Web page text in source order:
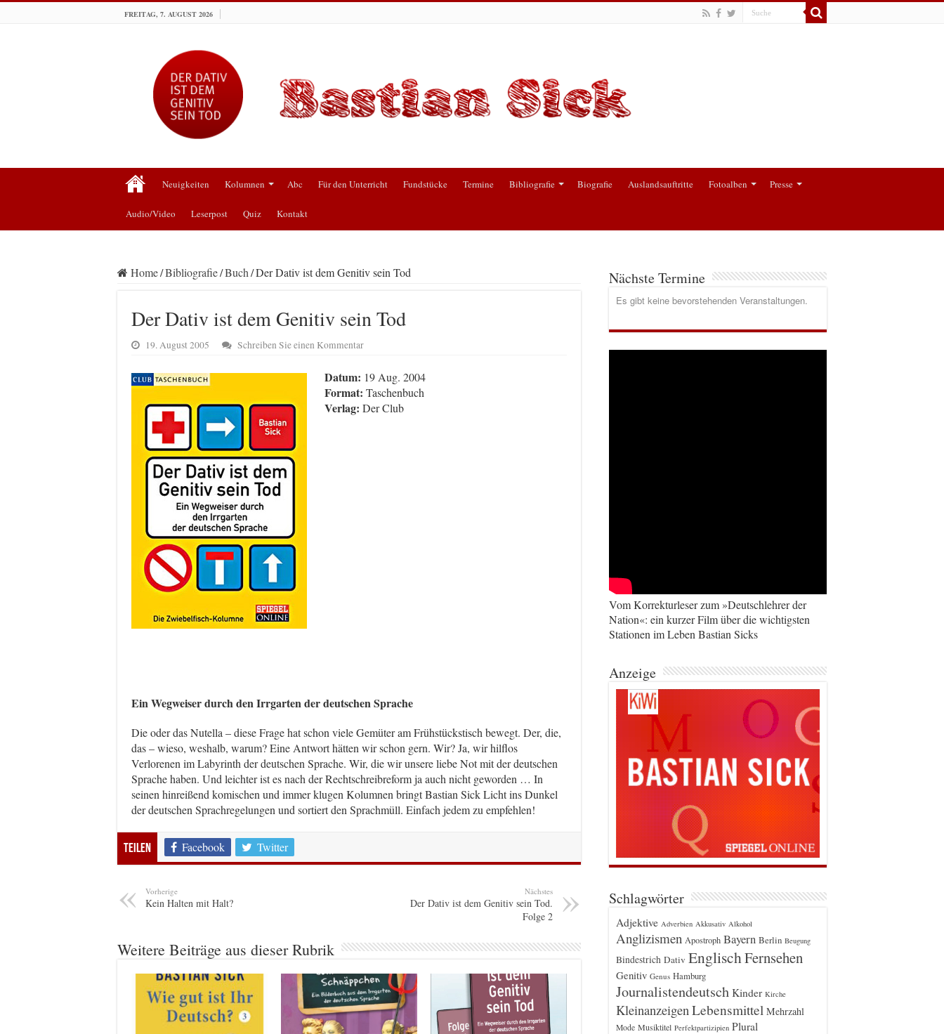
FREITAG, 7. AUGUST 2026
Neuigkeiten Kolumnen Abc Für den Unterricht Fundstücke Termine Bibliografie Biografie Auslandsauftritte Fotoalben Presse
Audio/Video Leserpost Quiz Kontakt
Home/Bibliografie/Buch/Der Dativ ist dem Genitiv sein Tod
Der Dativ ist dem Genitiv sein Tod
19. August 2005 Schreiben Sie einen Kommentar
Datum: 19 Aug. 2004
Format: Taschenbuch
Verlag: Der Club
Ein Wegweiser durch den Irrgarten der deutschen Sprache
Die oder das Nutella – diese Frage hat schon viele Gemüter am Frühstückstisch bewegt. Der, die,
das – wieso, weshalb, warum? Eine Antwort hätten wir schon gern. Wir? Ja, wir hilflos
Verlorenen im Labyrinth der deutschen Sprache. Wir, die wir unsere liebe Not mit der deutschen
Sprache haben. Und leichter ist es nach der Rechtschreibreform ja auch nicht geworden … In
seinen hinreißend komischen und immer klugen Kolumnen bringt Bastian Sick Licht ins Dunkel
der deutschen Sprachregelungen und sortiert den Sprachmüll. Einfach jedem zu empfehlen!
Teilen Facebook Twitter
Vorherige
Kein Halten mit Halt?
Nächstes
Der Dativ ist dem Genitiv sein Tod.
Folge 2
Weitere Beiträge aus dieser Rubrik
Nächste Termine
Es gibt keine bevorstehenden Veranstaltungen.
Vom Korrekturleser zum »Deutschlehrer der
Nation«: ein kurzer Film über die wichtigsten
Stationen im Leben Bastian Sicks
Anzeige
Schlagwörter
Adjektive Adverbien Akkusativ Alkohol
Anglizismen Apostroph Bayern Berlin Beugung
Bindestrich Dativ EnglischFernsehen
Genitiv Genus Hamburg
Journalistendeutsch Kinder Kirche
Kleinanzeigen Lebensmittel Mehrzahl
Mode Musiktitel Perfektpartizipien Plural